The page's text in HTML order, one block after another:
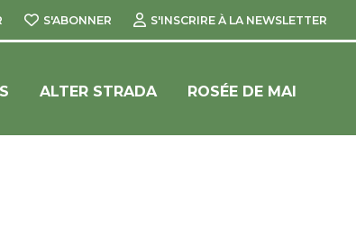
S'ABONNER S'INSCRIRE À LA NEWSLETTER
ALTER STRADA ROSÉE DE MAI